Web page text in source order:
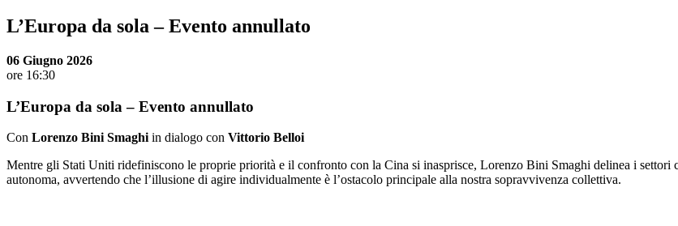
L’Europa da sola – Evento annullato
06 Giugno 2026
ore 16:30
L’Europa da sola – Evento annullato
Con Lorenzo Bini Smaghi in dialogo con Vittorio Belloi
Mentre gli Stati Uniti ridefiniscono le proprie priorità e il confronto con la Cina si inasprisce, Lorenzo Bini Smaghi delinea i settori
autonoma, avvertendo che l’illusione di agire individualmente è l’ostacolo principale alla nostra sopravvivenza collettiva.